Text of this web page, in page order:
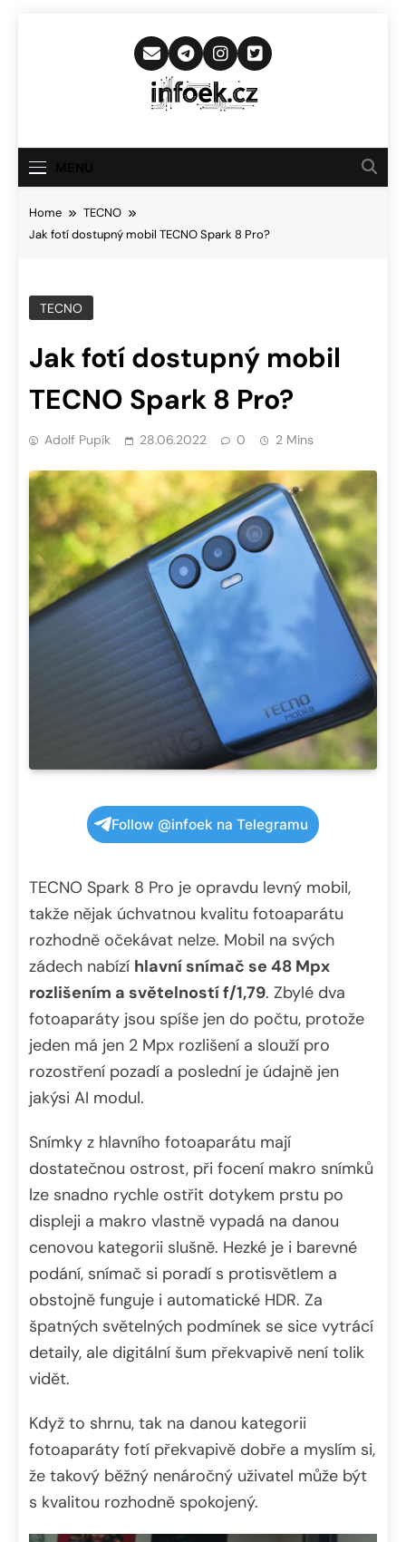
Infoek.cz
Novinkám
Home
TECNO
Jak fotí dostupný mobil TECNO Spark 8 Pro?
TECNO
Jak fotí dostupný mobil
TECNO Spark 8 Pro?
Adolf Pupík 28.06.2022 0 2 Mins
Follow @infoek na Telegramu
TECNO Spark 8 Pro je opravdu levný mobil,
takže nějak úchvatnou kvalitu fotoaparátu
rozhodně očekávat nelze. Mobil na svých
zádech nabízí hlavní snímač se 48 Mpx
rozlišením a světelností f/1,79. Zbylé dva
fotoaparáty jsou spíše jen do počtu, protože
jeden má jen 2 Mpx rozlišení a slouží pro
rozostření pozadí a poslední je údajně jen
jakýsi AI modul.
Snímky z hlavního fotoaparátu mají
dostatečnou ostrost, při focení makro snímků
lze snadno rychle ostřit dotykem prstu po
displeji a makro vlastně vypadá na danou
cenovou kategorii slušně. Hezké je i barevné
podání, snímač si poradí s protisvětlem a
obstojně funguje i automatické HDR. Za
špatných světelných podmínek se sice vytrácí
detaily, ale digitální šum překvapivě není tolik
vidět.
Když to shrnu, tak na danou kategorii
fotoaparáty fotí překvapivě dobře a myslím si,
že takový běžný nenáročný uživatel může být
s kvalitou rozhodně spokojený.